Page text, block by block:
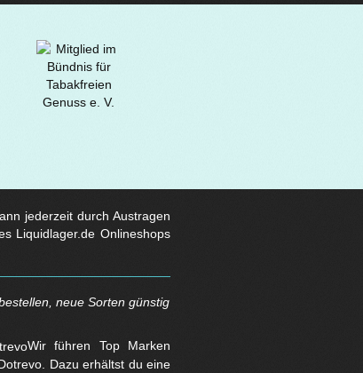
jederzeit durch Austragen
Liquidlager.de Onlineshops
neue Sorten günstig
Wir führen Top Marken
Dazu erhältst du eine